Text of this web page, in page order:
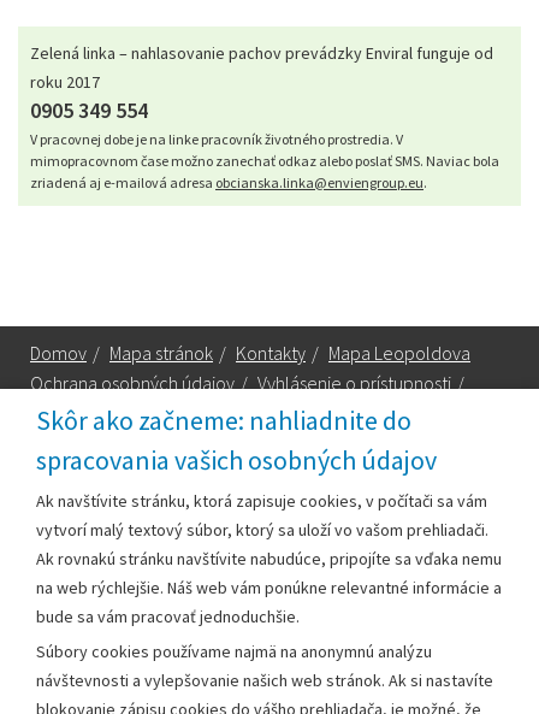
Skôr ako začneme: nahliadnite do
spracovania vašich osobných údajov
Ak navštívite stránku, ktorá zapisuje cookies, v počítači sa vám
vytvorí malý textový súbor, ktorý sa uloží vo vašom prehliadači.
Ak rovnakú stránku navštívite nabudúce, pripojíte sa vďaka nemu
na web rýchlejšie. Náš web vám ponúkne relevantné informácie a
bude sa vám pracovať jednoduchšie.
Súbory cookies používame najmä na anonymnú analýzu
návštevnosti a vylepšovanie našich web stránok. Ak si nastavíte
blokovanie zápisu cookies do vášho prehliadača, je možné, že
Zelená linka – nahlasovanie pachov prevádzky Enviral funguje od
roku 2017
0905 349 554
V pracovnej dobe je na linke pracovník životného prostredia. V
mimopracovnom čase možno zanechať odkaz alebo poslať SMS. Naviac bola
zriadená aj e-mailová adresa obcianska.linka@enviengroup.eu.
Domov / Mapa stránok / Kontakty / Mapa Leopoldova
Ochrana osobných údajov / Vyhlásenie o prístupnosti /
Technická podpora
Mestský úrad Leopoldov
Hlohovská cesta 1818/2A
920 41 Leopoldov
Kontakt: